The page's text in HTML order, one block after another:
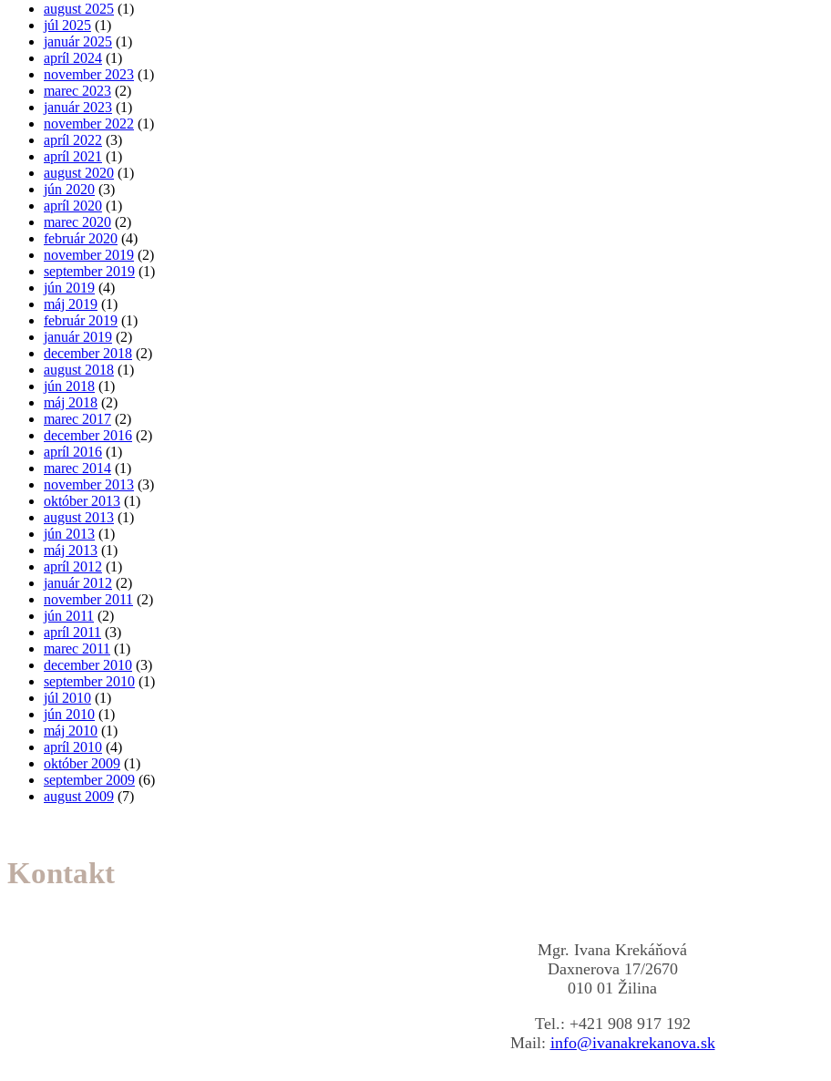
august 2025 (1)
júl 2025 (1)
január 2025 (1)
apríl 2024 (1)
november 2023 (1)
marec 2023 (2)
január 2023 (1)
november 2022 (1)
apríl 2022 (3)
apríl 2021 (1)
august 2020 (1)
jún 2020 (3)
apríl 2020 (1)
marec 2020 (2)
február 2020 (4)
november 2019 (2)
september 2019 (1)
jún 2019 (4)
máj 2019 (1)
február 2019 (1)
január 2019 (2)
december 2018 (2)
august 2018 (1)
jún 2018 (1)
máj 2018 (2)
marec 2017 (2)
december 2016 (2)
apríl 2016 (1)
marec 2014 (1)
november 2013 (3)
október 2013 (1)
august 2013 (1)
jún 2013 (1)
máj 2013 (1)
apríl 2012 (1)
január 2012 (2)
november 2011 (2)
jún 2011 (2)
apríl 2011 (3)
marec 2011 (1)
december 2010 (3)
september 2010 (1)
júl 2010 (1)
jún 2010 (1)
máj 2010 (1)
apríl 2010 (4)
október 2009 (1)
september 2009 (6)
august 2009 (7)
Kontakt
Mgr. Ivana Krekáňová
Daxnerova 17/2670
010 01 Žilina
Tel.: +421 908 917 192
Mail: info@ivanakrekanova.sk